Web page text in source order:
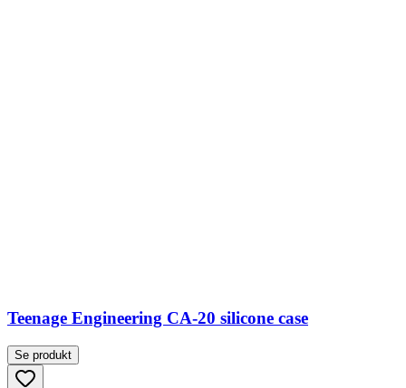
Teenage Engineering CA-20 silicone case
Se produkt